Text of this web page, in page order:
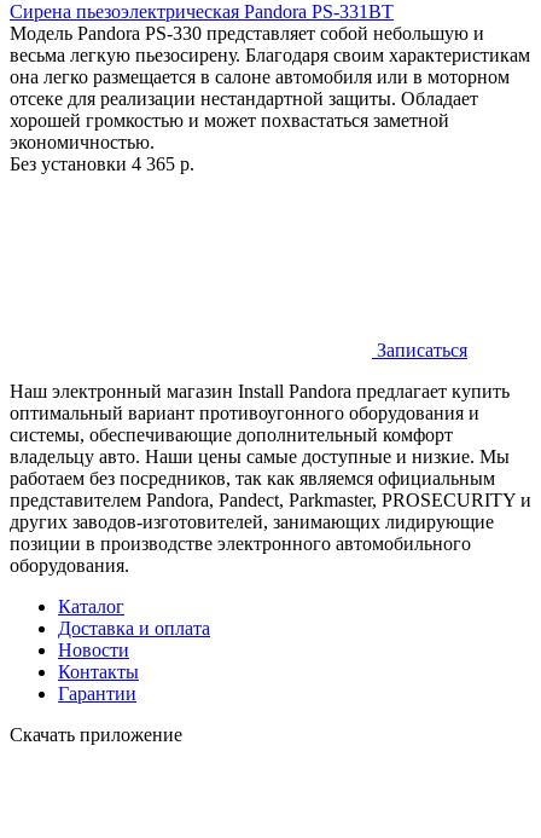
Сирена пьезоэлектрическая Pandora PS-331BT
Модель Pandora PS-330 представляет собой небольшую и
весьма легкую пьезосирену. Благодаря своим характеристикам
она легко размещается в салоне автомобиля или в моторном
отсеке для реализации нестандартной защиты. Обладает
хорошей громкостью и может похвастаться заметной
экономичностью.
Без установки 4 365 р.
Записаться
Наш электронный магазин Install Pandora предлагает купить
оптимальный вариант противоугонного оборудования и
системы, обеспечивающие дополнительный комфорт
владельцу авто. Наши цены самые доступные и низкие. Мы
работаем без посредников, так как являемся официальным
представителем Pandora, Pandect, Parkmaster, PROSECURITY и
других заводов-изготовителей, занимающих лидирующие
позиции в производстве электронного автомобильного
оборудования.
Каталог
Доставка и оплата
Новости
Контакты
Гарантии
Скачать приложение